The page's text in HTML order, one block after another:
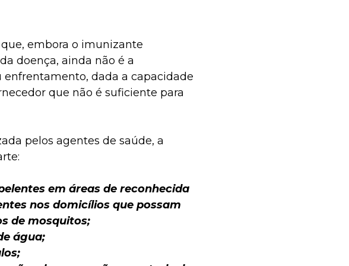
embora o imunizante
doença, ainda não é a
dada a capacidade
que não é suficiente para
pelos agentes de saúde, a
em áreas de reconhecida
nos domicílios que possam
de mosquitos;
água;